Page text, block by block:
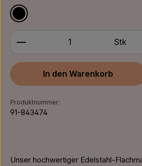
Schwarz
Produkt Anzahl: Gib denStk
In den Warenkorb
Produktnummer:
91-843474
Unser hochwertiger Edelstahl-